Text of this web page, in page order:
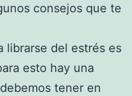
consejos que te
librarse del estrés es
esto hay una
tener en